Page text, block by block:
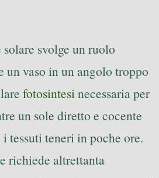
svolge un ruolo
un vaso in un angolo troppo
fotosintesinecessaria per
un sole diretto e cocente
tessuti teneri in poche ore.
richiede altrettanta